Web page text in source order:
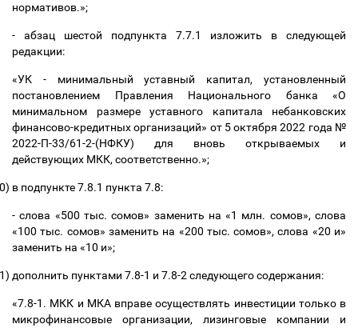
нормативов.»;
- абзац шестой подпункта 7.7.1 изложить в следующей
редакции:
«УК - минимальный уставный капитал, установленный
постановлением Правления Национального банка «О
минимальном размере уставного капитала небанковских
финансово-кредитных организаций» от 5 октября 2022 года №
2022-П-33/61-2-(НФКУ) для вновь открываемых и
действующих МКК, соответственно.»;
в подпункте 7.8.1 пункта 7.8:
- слова «500 тыс. сомов» заменить на «1 млн. сомов», слова
«100 тыс. сомов» заменить на «200 тыс. сомов», слова «20 и»
заменить на «10 и»;
дополнить пунктами 7.8-1 и 7.8-2 следующего содержания:
«7.8-1. МКК и МКА вправе осуществлять инвестиции только в
микрофинансовые организации, лизинговые компании и